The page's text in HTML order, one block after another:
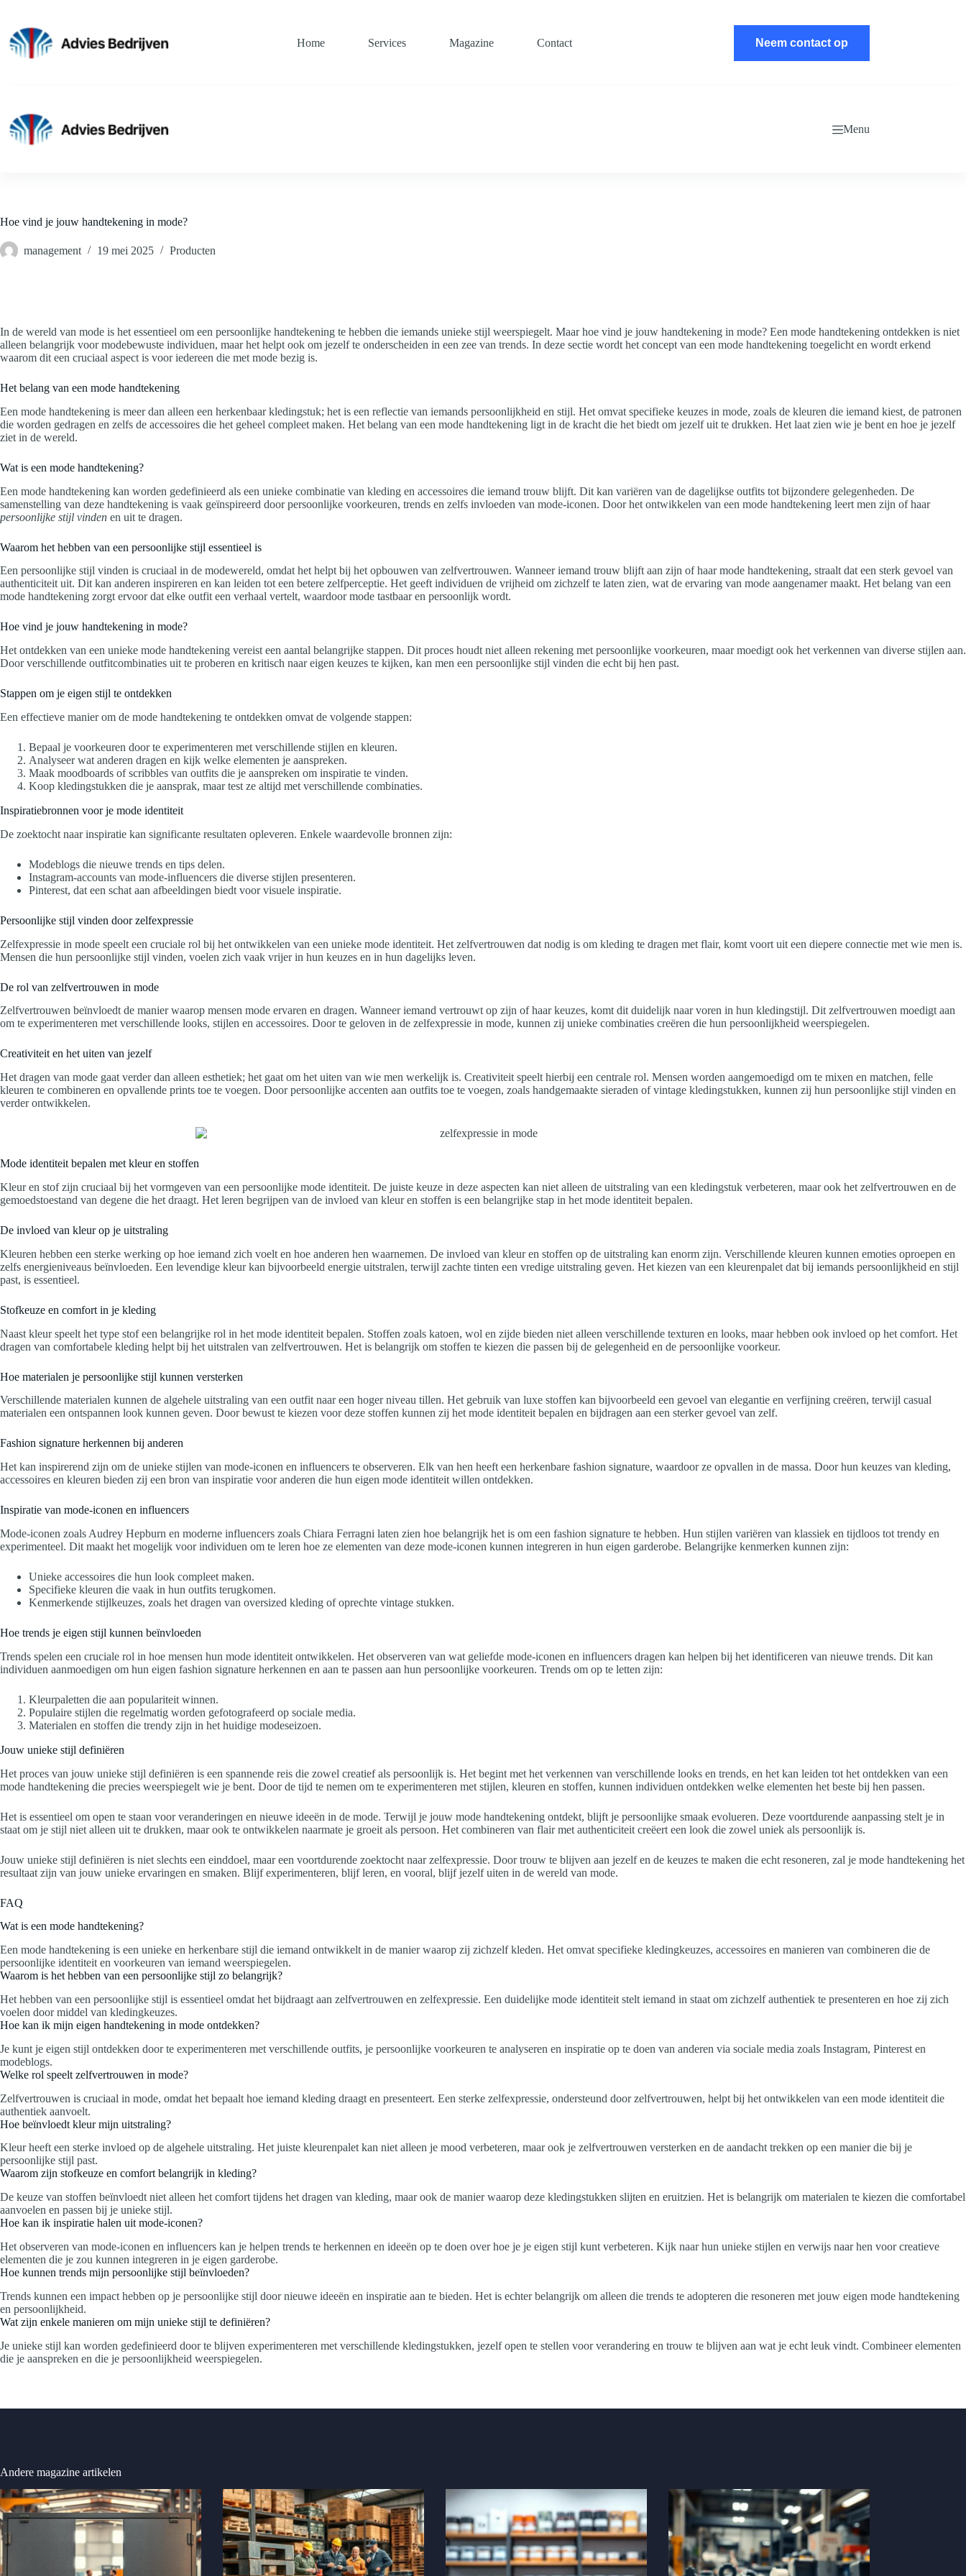
inhoud
Home Services Magazine Contact Neem contact op
Menu
Hoe vind je jouw handtekening in mode?
management 19 mei 2025 Producten
In de wereld van mode is het essentieel om een persoonlijke handtekening te hebben die iemands unieke stijl weerspiegelt. Maar hoe vind je jouw handtekening in mode? Een mode handtekening ontdekken is niet
alleen belangrijk voor modebewuste individuen, maar het helpt ook om jezelf te onderscheiden in een zee van trends. In deze sectie wordt het concept van een mode handtekening toegelicht en wordt erkend
waarom dit een cruciaal aspect is voor iedereen die met mode bezig is.
Het belang van een mode handtekening
Een mode handtekening is meer dan alleen een herkenbaar kledingstuk; het is een reflectie van iemands persoonlijkheid en stijl. Het omvat specifieke keuzes in mode, zoals de kleuren die iemand kiest, de patronen
die worden gedragen en zelfs de accessoires die het geheel compleet maken. Het belang van een mode handtekening ligt in de kracht die het biedt om jezelf uit te drukken. Het laat zien wie je bent en hoe je jezelf
ziet in de wereld.
Wat is een mode handtekening?
Een mode handtekening kan worden gedefinieerd als een unieke combinatie van kleding en accessoires die iemand trouw blijft. Dit kan variëren van de dagelijkse outfits tot bijzondere gelegenheden. De
samenstelling van deze handtekening is vaak geïnspireerd door persoonlijke voorkeuren, trends en zelfs invloeden van mode-iconen. Door het ontwikkelen van een mode handtekening leert men zijn of haar
persoonlijke stijl vinden en uit te dragen.
Waarom het hebben van een persoonlijke stijl essentieel is
Een persoonlijke stijl vinden is cruciaal in de modewereld, omdat het helpt bij het opbouwen van zelfvertrouwen. Wanneer iemand trouw blijft aan zijn of haar mode handtekening, straalt dat een sterk gevoel van
authenticiteit uit. Dit kan anderen inspireren en kan leiden tot een betere zelfperceptie. Het geeft individuen de vrijheid om zichzelf te laten zien, wat de ervaring van mode aangenamer maakt. Het belang van een
mode handtekening zorgt ervoor dat elke outfit een verhaal vertelt, waardoor mode tastbaar en persoonlijk wordt.
Hoe vind je jouw handtekening in mode?
Het ontdekken van een unieke mode handtekening vereist een aantal belangrijke stappen. Dit proces houdt niet alleen rekening met persoonlijke voorkeuren, maar moedigt ook het verkennen van diverse stijlen aan.
Door verschillende outfitcombinaties uit te proberen en kritisch naar eigen keuzes te kijken, kan men een persoonlijke stijl vinden die echt bij hen past.
Stappen om je eigen stijl te ontdekken
Een effectieve manier om de mode handtekening te ontdekken omvat de volgende stappen:
Bepaal je voorkeuren door te experimenteren met verschillende stijlen en kleuren.
Analyseer wat anderen dragen en kijk welke elementen je aanspreken.
Maak moodboards of scribbles van outfits die je aanspreken om inspiratie te vinden.
Koop kledingstukken die je aansprak, maar test ze altijd met verschillende combinaties.
Inspiratiebronnen voor je mode identiteit
De zoektocht naar inspiratie kan significante resultaten opleveren. Enkele waardevolle bronnen zijn:
Modeblogs die nieuwe trends en tips delen.
Instagram-accounts van mode-influencers die diverse stijlen presenteren.
Pinterest, dat een schat aan afbeeldingen biedt voor visuele inspiratie.
Persoonlijke stijl vinden door zelfexpressie
Zelfexpressie in mode speelt een cruciale rol bij het ontwikkelen van een unieke mode identiteit. Het zelfvertrouwen dat nodig is om kleding te dragen met flair, komt voort uit een diepere connectie met wie men is.
Mensen die hun persoonlijke stijl vinden, voelen zich vaak vrijer in hun keuzes en in hun dagelijks leven.
De rol van zelfvertrouwen in mode
Zelfvertrouwen beïnvloedt de manier waarop mensen mode ervaren en dragen. Wanneer iemand vertrouwt op zijn of haar keuzes, komt dit duidelijk naar voren in hun kledingstijl. Dit zelfvertrouwen moedigt aan
om te experimenteren met verschillende looks, stijlen en accessoires. Door te geloven in de zelfexpressie in mode, kunnen zij unieke combinaties creëren die hun persoonlijkheid weerspiegelen.
Creativiteit en het uiten van jezelf
Het dragen van mode gaat verder dan alleen esthetiek; het gaat om het uiten van wie men werkelijk is. Creativiteit speelt hierbij een centrale rol. Mensen worden aangemoedigd om te mixen en matchen, felle
kleuren te combineren en opvallende prints toe te voegen. Door persoonlijke accenten aan outfits toe te voegen, zoals handgemaakte sieraden of vintage kledingstukken, kunnen zij hun persoonlijke stijl vinden en
verder ontwikkelen.
Mode identiteit bepalen met kleur en stoffen
Kleur en stof zijn cruciaal bij het vormgeven van een persoonlijke mode identiteit. De juiste keuze in deze aspecten kan niet alleen de uitstraling van een kledingstuk verbeteren, maar ook het zelfvertrouwen en de
gemoedstoestand van degene die het draagt. Het leren begrijpen van de invloed van kleur en stoffen is een belangrijke stap in het mode identiteit bepalen.
De invloed van kleur op je uitstraling
Kleuren hebben een sterke werking op hoe iemand zich voelt en hoe anderen hen waarnemen. De invloed van kleur en stoffen op de uitstraling kan enorm zijn. Verschillende kleuren kunnen emoties oproepen en
zelfs energieniveaus beïnvloeden. Een levendige kleur kan bijvoorbeeld energie uitstralen, terwijl zachte tinten een vredige uitstraling geven. Het kiezen van een kleurenpalet dat bij iemands persoonlijkheid en stijl
past, is essentieel.
Stofkeuze en comfort in je kleding
Naast kleur speelt het type stof een belangrijke rol in het mode identiteit bepalen. Stoffen zoals katoen, wol en zijde bieden niet alleen verschillende texturen en looks, maar hebben ook invloed op het comfort. Het
dragen van comfortabele kleding helpt bij het uitstralen van zelfvertrouwen. Het is belangrijk om stoffen te kiezen die passen bij de gelegenheid en de persoonlijke voorkeur.
Hoe materialen je persoonlijke stijl kunnen versterken
Verschillende materialen kunnen de algehele uitstraling van een outfit naar een hoger niveau tillen. Het gebruik van luxe stoffen kan bijvoorbeeld een gevoel van elegantie en verfijning creëren, terwijl casual
materialen een ontspannen look kunnen geven. Door bewust te kiezen voor deze stoffen kunnen zij het mode identiteit bepalen en bijdragen aan een sterker gevoel van zelf.
Fashion signature herkennen bij anderen
Het kan inspirerend zijn om de unieke stijlen van mode-iconen en influencers te observeren. Elk van hen heeft een herkenbare fashion signature, waardoor ze opvallen in de massa. Door hun keuzes van kleding,
accessoires en kleuren bieden zij een bron van inspiratie voor anderen die hun eigen mode identiteit willen ontdekken.
Inspiratie van mode-iconen en influencers
Mode-iconen zoals Audrey Hepburn en moderne influencers zoals Chiara Ferragni laten zien hoe belangrijk het is om een fashion signature te hebben. Hun stijlen variëren van klassiek en tijdloos tot trendy en
experimenteel. Dit maakt het mogelijk voor individuen om te leren hoe ze elementen van deze mode-iconen kunnen integreren in hun eigen garderobe. Belangrijke kenmerken kunnen zijn:
Unieke accessoires die hun look compleet maken.
Specifieke kleuren die vaak in hun outfits terugkomen.
Kenmerkende stijlkeuzes, zoals het dragen van oversized kleding of oprechte vintage stukken.
Hoe trends je eigen stijl kunnen beïnvloeden
Trends spelen een cruciale rol in hoe mensen hun mode identiteit ontwikkelen. Het observeren van wat geliefde mode-iconen en influencers dragen kan helpen bij het identificeren van nieuwe trends. Dit kan
individuen aanmoedigen om hun eigen fashion signature herkennen en aan te passen aan hun persoonlijke voorkeuren. Trends om op te letten zijn:
Kleurpaletten die aan populariteit winnen.
Populaire stijlen die regelmatig worden gefotografeerd op sociale media.
Materialen en stoffen die trendy zijn in het huidige modeseizoen.
Jouw unieke stijl definiëren
Het proces van jouw unieke stijl definiëren is een spannende reis die zowel creatief als persoonlijk is. Het begint met het verkennen van verschillende looks en trends, en het kan leiden tot het ontdekken van een
mode handtekening die precies weerspiegelt wie je bent. Door de tijd te nemen om te experimenteren met stijlen, kleuren en stoffen, kunnen individuen ontdekken welke elementen het beste bij hen passen.
Het is essentieel om open te staan voor veranderingen en nieuwe ideeën in de mode. Terwijl je jouw mode handtekening ontdekt, blijft je persoonlijke smaak evolueren. Deze voortdurende aanpassing stelt je in
staat om je stijl niet alleen uit te drukken, maar ook te ontwikkelen naarmate je groeit als persoon. Het combineren van flair met authenticiteit creëert een look die zowel uniek als persoonlijk is.
Jouw unieke stijl definiëren is niet slechts een einddoel, maar een voortdurende zoektocht naar zelfexpressie. Door trouw te blijven aan jezelf en de keuzes te maken die echt resoneren, zal je mode handtekening het
resultaat zijn van jouw unieke ervaringen en smaken. Blijf experimenteren, blijf leren, en vooral, blijf jezelf uiten in de wereld van mode.
FAQ
Wat is een mode handtekening?
Een mode handtekening is een unieke en herkenbare stijl die iemand ontwikkelt in de manier waarop zij zichzelf kleden. Het omvat specifieke kledingkeuzes, accessoires en manieren van combineren die de
persoonlijke identiteit en voorkeuren van iemand weerspiegelen.
Waarom is het hebben van een persoonlijke stijl zo belangrijk?
Het hebben van een persoonlijke stijl is essentieel omdat het bijdraagt aan zelfvertrouwen en zelfexpressie. Een duidelijke mode identiteit stelt iemand in staat om zichzelf authentiek te presenteren en hoe zij zich
voelen door middel van kledingkeuzes.
Hoe kan ik mijn eigen handtekening in mode ontdekken?
Je kunt je eigen stijl ontdekken door te experimenteren met verschillende outfits, je persoonlijke voorkeuren te analyseren en inspiratie op te doen van anderen via sociale media zoals Instagram, Pinterest en
modeblogs.
Welke rol speelt zelfvertrouwen in mode?
Zelfvertrouwen is cruciaal in mode, omdat het bepaalt hoe iemand kleding draagt en presenteert. Een sterke zelfexpressie, ondersteund door zelfvertrouwen, helpt bij het ontwikkelen van een mode identiteit die
authentiek aanvoelt.
Hoe beïnvloedt kleur mijn uitstraling?
Kleur heeft een sterke invloed op de algehele uitstraling. Het juiste kleurenpalet kan niet alleen je mood verbeteren, maar ook je zelfvertrouwen versterken en de aandacht trekken op een manier die bij je
persoonlijke stijl past.
Waarom zijn stofkeuze en comfort belangrijk in kleding?
De keuze van stoffen beïnvloedt niet alleen het comfort tijdens het dragen van kleding, maar ook de manier waarop deze kledingstukken slijten en eruitzien. Het is belangrijk om materialen te kiezen die comfortabel
aanvoelen en passen bij je unieke stijl.
Hoe kan ik inspiratie halen uit mode-iconen?
Het observeren van mode-iconen en influencers kan je helpen trends te herkennen en ideeën op te doen over hoe je je eigen stijl kunt verbeteren. Kijk naar hun unieke stijlen en verwijs naar hen voor creatieve
elementen die je zou kunnen integreren in je eigen garderobe.
Hoe kunnen trends mijn persoonlijke stijl beïnvloeden?
Trends kunnen een impact hebben op je persoonlijke stijl door nieuwe ideeën en inspiratie aan te bieden. Het is echter belangrijk om alleen die trends te adopteren die resoneren met jouw eigen mode handtekening
en persoonlijkheid.
Wat zijn enkele manieren om mijn unieke stijl te definiëren?
Je unieke stijl kan worden gedefinieerd door te blijven experimenteren met verschillende kledingstukken, jezelf open te stellen voor verandering en trouw te blijven aan wat je echt leuk vindt. Combineer elementen
die je aanspreken en die je persoonlijkheid weerspiegelen.
Andere magazine artikelen